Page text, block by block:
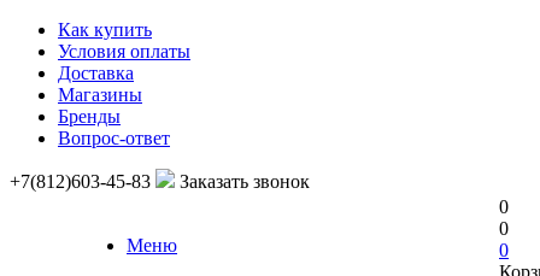
Как купить
Условия оплаты
Доставка
Магазины
Бренды
Вопрос-ответ
+7(812)603-45-83 Заказать звонок
Меню
0
0
0